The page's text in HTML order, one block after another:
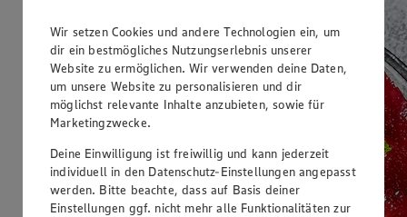
Wir setzen Cookies und andere Technologien ein, um
dir ein bestmögliches Nutzungserlebnis unserer
Website zu ermöglichen. Wir verwenden deine Daten,
um unsere Website zu personalisieren und dir
möglichst relevante Inhalte anzubieten, sowie für
Marketingzwecke.
Deine Einwilligung ist freiwillig und kann jederzeit
individuell in den Datenschutz-Einstellungen angepasst
werden. Bitte beachte, dass auf Basis deiner
Einstellungen ggf. nicht mehr alle Funktionalitäten zur